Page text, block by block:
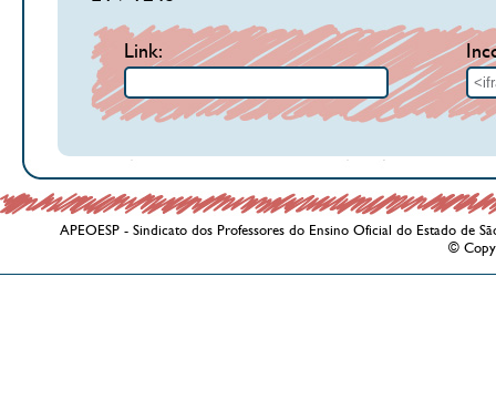
Link:
APEOESP - Sindicato dos Professores do Ensino Oficial do Estado de
©